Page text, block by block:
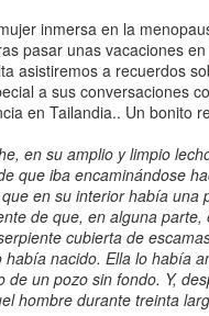
inmersa en la
pasar unas vacaciones
asistiremos a recuerdos
a sus conversaciones
en Tailandia.. Un bonito
en su amplio y limpio
que iba encaminándose
en su interior había una
de que, en alguna parte,
cubierta de
había nacido. Ella lo había
de un pozo sin fondo. Y,
hombre durante treinta